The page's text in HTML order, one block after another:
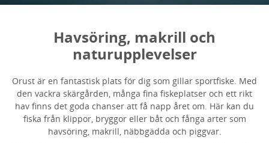
Havsöring, makrill och
naturupplevelser
Orust är en fantastisk plats för dig som gillar sportfiske. Med
den vackra skärgården, många fina fiskeplatser och ett rikt
hav finns det goda chanser att få napp året om. Här kan du
fiska från klippor, bryggor eller båt och fånga arter som
havsöring, makrill, näbbgädda och piggvar.